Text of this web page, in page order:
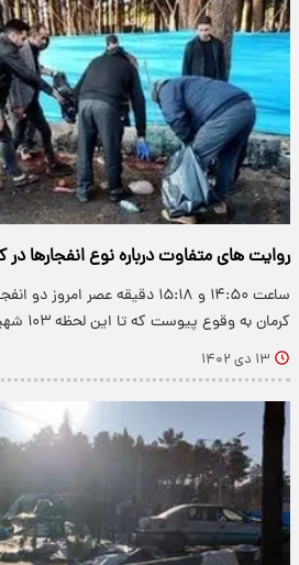
روایت های متفاوت درباره نوع انفجارها در
ساعت ۱۴:۵۰ و ۱۵:۱۸ دقیقه عصر
کرمان به وقوع پیوست که تا این لحظه ۱۰۳ شهید و ۱۴۳…
۱۳ دی ۱۴۰۲